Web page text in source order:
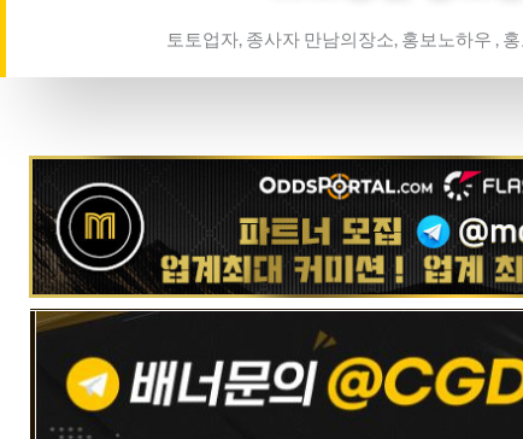
토토업자, 종사자 만남의장소, 홍보노하우 ,